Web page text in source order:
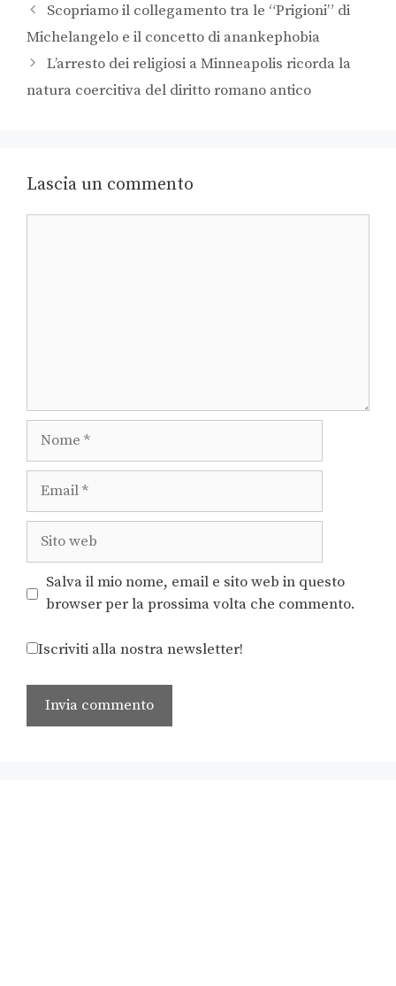
Scopriamo il collegamento tra le “Prigioni” di
Michelangelo e il concetto di anankephobia
L’arresto dei religiosi a Minneapolis ricorda la
natura coercitiva del diritto romano antico
Lascia un commento
Salva il mio nome, email e sito web in questo
browser per la prossima volta che commento.
Iscriviti alla nostra newsletter!